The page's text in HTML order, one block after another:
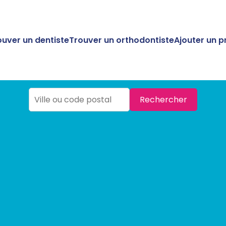
un dentisteTrouver un orthodontisteAjouter un
Rechercher